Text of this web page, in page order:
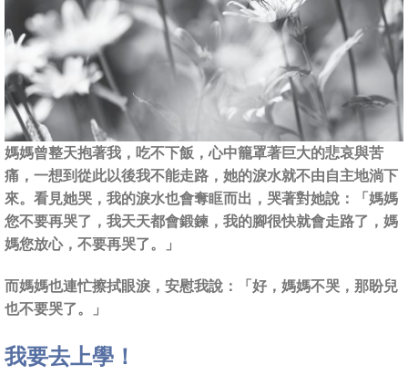
媽媽曾整天抱著我，吃不下飯，心中籠罩著巨大的悲哀與苦
痛，一想到從此以後我不能走路，她的淚水就不由自主地淌下
來。看見她哭，我的淚水也會奪眶而出，哭著對她說：「媽媽
您不要再哭了，我天天都會鍛鍊，我的腳很快就會走路了，媽
媽您放心，不要再哭了。」
而媽媽也連忙擦拭眼淚，安慰我說：「好，媽媽不哭，那盼兒
也不要哭了。」
我要去上學！